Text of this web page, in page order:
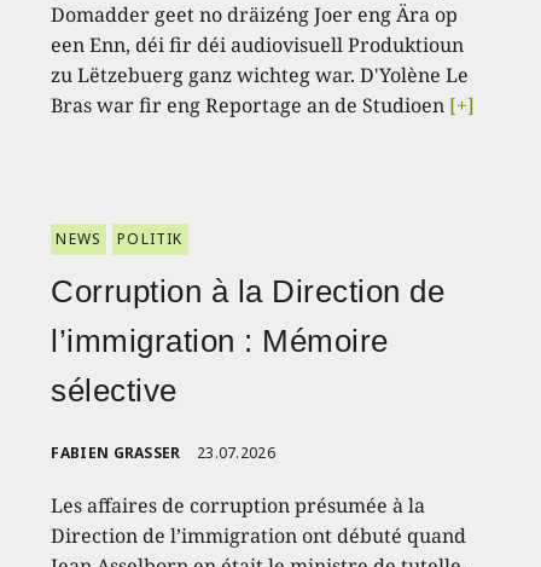
Domadder geet no dräizéng Joer eng Ära op
een Enn, déi fir déi audiovisuell Produktioun
zu Lëtzebuerg ganz wichteg war. D'Yolène Le
Bras war fir eng Reportage an de Studioen [+]
NEWS POLITIK
Corruption à la Direction de
l’immigration : Mémoire
sélective
FABIEN GRASSER 23.07.2026
Les affaires de corruption présumée à la
Direction de l’immigration ont débuté quand